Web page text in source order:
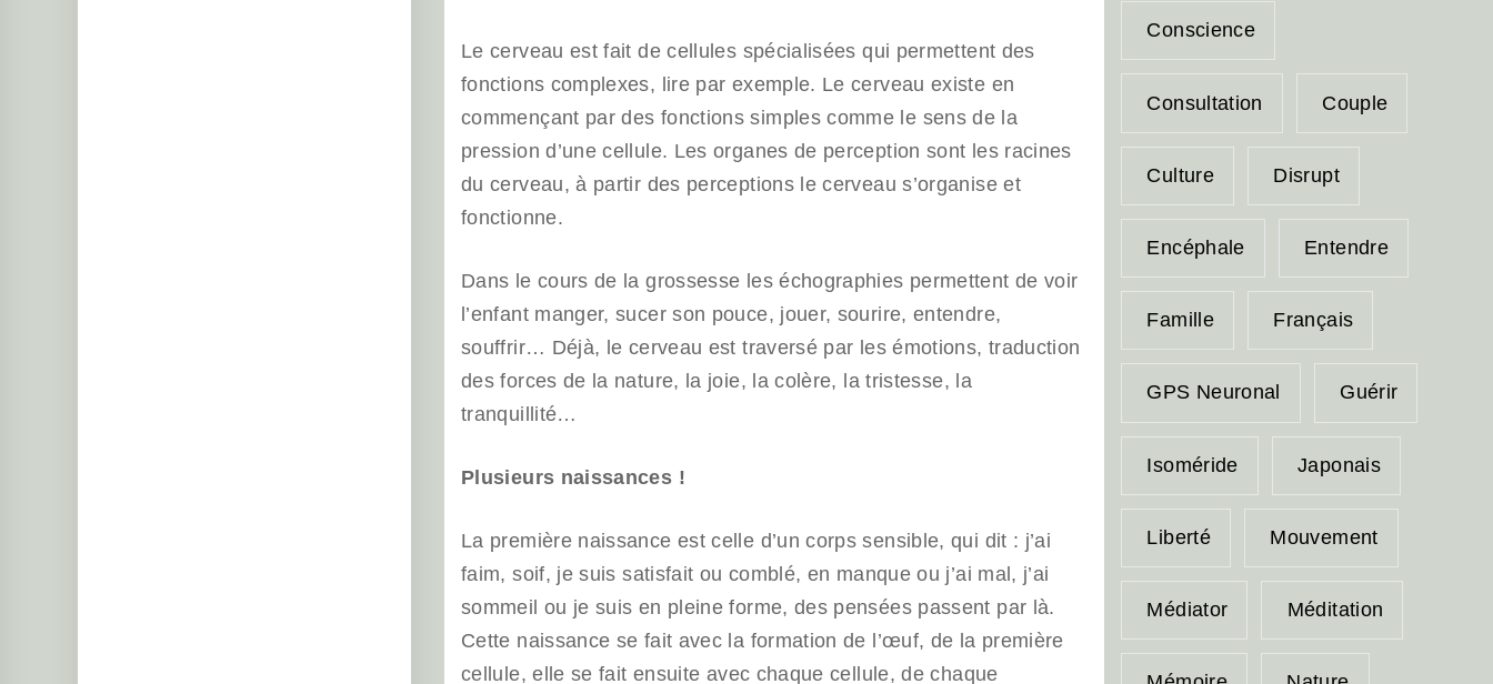
Le cerveau est fait de cellules spécialisées qui permettent des
fonctions complexes, lire par exemple. Le cerveau existe en
commençant par des fonctions simples comme le sens de la
pression d’une cellule. Les organes de perception sont les racines
du cerveau, à partir des perceptions le cerveau s’organise et
fonctionne.
Dans le cours de la grossesse les échographies permettent de voir
l’enfant manger, sucer son pouce, jouer, sourire, entendre,
souffrir… Déjà, le cerveau est traversé par les émotions, traduction
des forces de la nature, la joie, la colère, la tristesse, la
tranquillité…
Plusieurs naissances !
La première naissance est celle d’un corps sensible, qui dit : j’ai
faim, soif, je suis satisfait ou comblé, en manque ou j’ai mal, j’ai
sommeil ou je suis en pleine forme, des pensées passent par là.
Cette naissance se fait avec la formation de l’œuf, de la première
cellule, elle se fait ensuite avec chaque cellule, de chaque
Conscience
Consultation Couple
Culture Disrupt
Encéphale Entendre
Famille Français
GPS Neuronal Guérir
Isoméride Japonais
Liberté Mouvement
Médiator Méditation